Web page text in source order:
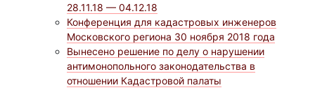
28.11.18 — 04.12.18
Конференция для кадастровых инженеров
Московского региона 30 ноября 2018 года
Вынесено решение по делу о нарушении
антимонопольного законодательства в
отношении Кадастровой палаты